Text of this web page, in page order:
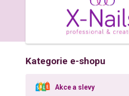
Kategorie e-shopu
Akce a slevy